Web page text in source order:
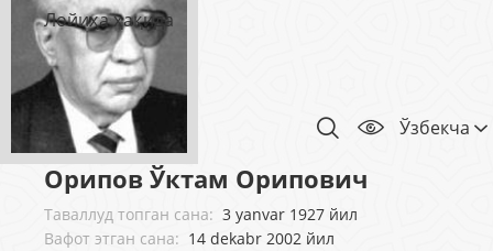
Лойиҳа ҳақида
Ўзбекча
Орипов Ўктам Орипович
Таваллуд топган сана: 3 yanvar 1927 йил
Вафот этган сана: 14 dekabr 2002 йил